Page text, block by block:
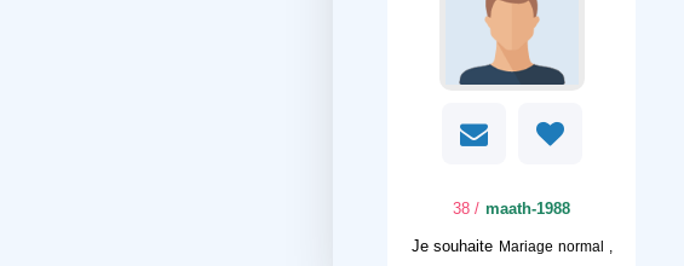
maath-1988
/ 38
Je souhaite Mariage normal ,